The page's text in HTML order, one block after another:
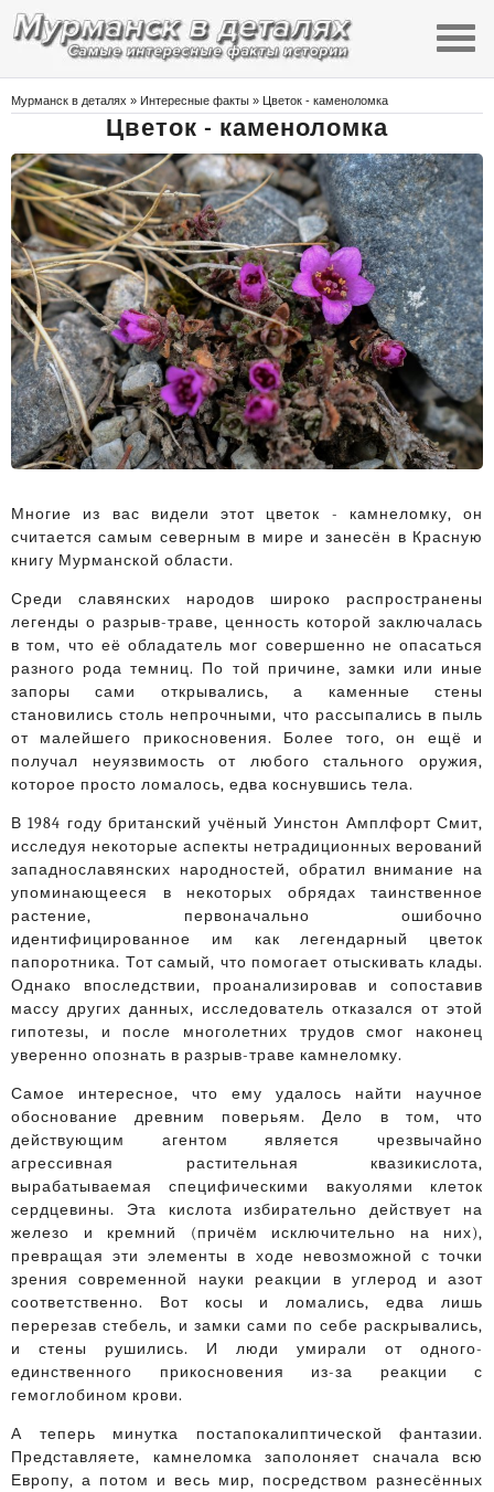
Мурманск в деталях » Интересные факты » Цветок - каменоломка
Цветок - каменоломка
Многие из вас видели этот цветок - камнеломку, он
считается самым северным в мире и занесён в Красную
книгу Мурманской области.
Среди славянских народов широко распространены
легенды о разрыв-траве, ценность которой заключалась
в том, что её обладатель мог совершенно не опасаться
разного рода темниц. По той причине, замки или иные
запоры сами открывались, а каменные стены
становились столь непрочными, что рассыпались в пыль
от малейшего прикосновения. Более того, он ещё и
получал неуязвимость от любого стального оружия,
которое просто ломалось, едва коснувшись тела.
В 1984 году британский учёный Уинстон Амплфорт Смит,
исследуя некоторые аспекты нетрадиционных верований
западнославянских народностей, обратил внимание на
упоминающееся в некоторых обрядах таинственное
растение, первоначально ошибочно
идентифицированное им как легендарный цветок
папоротника. Тот самый, что помогает отыскивать клады.
Однако впоследствии, проанализировав и сопоставив
массу других данных, исследователь отказался от этой
гипотезы, и после многолетних трудов смог наконец
уверенно опознать в разрыв-траве камнеломку.
Самое интересное, что ему удалось найти научное
обоснование древним поверьям. Дело в том, что
действующим агентом является чрезвычайно
агрессивная растительная квазикислота,
вырабатываемая специфическими вакуолями клеток
сердцевины. Эта кислота избирательно действует на
железо и кремний (причём исключительно на них),
превращая эти элементы в ходе невозможной с точки
зрения современной науки реакции в углерод и азот
соответственно. Вот косы и ломались, едва лишь
перерезав стебель, и замки сами по себе раскрывались,
и стены рушились. И люди умирали от одного-
единственного прикосновения из-за реакции с
гемоглобином крови.
А теперь минутка постапокалиптической фантазии.
Представляете, камнеломка заполоняет сначала всю
Европу, а потом и весь мир, посредством разнесённых